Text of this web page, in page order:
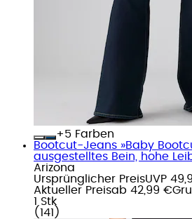
+
Farben
Bootcut-Jeans »Baby
ausgestelltes Bein, hohe
Arizona
Ursprünglicher PreisUVP
Aktueller Preisab 42,99 €
1 Stk
( 141 )